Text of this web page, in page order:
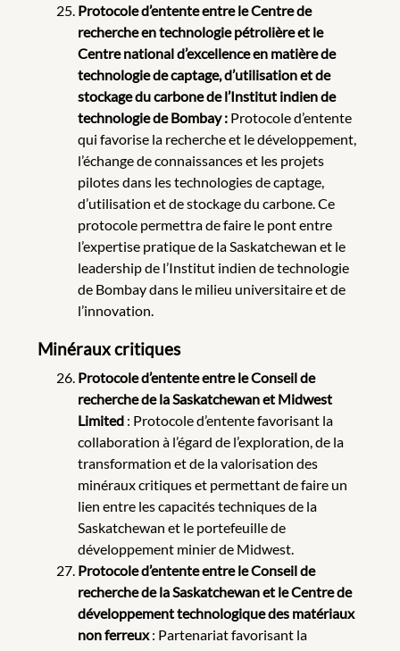
Protocole d’entente entre le Centre de
recherche en technologie pétrolière et le
Centre national d’excellence en matière de
technologie de captage, d’utilisation et de
stockage du carbone de l’Institut indien de
technologie de Bombay : Protocole d’entente
qui favorise la recherche et le développement,
l’échange de connaissances et les projets
pilotes dans les technologies de captage,
d’utilisation et de stockage du carbone. Ce
protocole permettra de faire le pont entre
l’expertise pratique de la Saskatchewan et le
leadership de l’Institut indien de technologie
de Bombay dans le milieu universitaire et de
l’innovation.
Minéraux critiques
Protocole d’entente entre le Conseil de
recherche de la Saskatchewan et Midwest
Limited: Protocole d’entente favorisant la
collaboration à l’égard de l’exploration, de la
transformation et de la valorisation des
minéraux critiques et permettant de faire un
lien entre les capacités techniques de la
Saskatchewan et le portefeuille de
développement minier de Midwest.
Protocole d’entente entre le Conseil de
recherche de la Saskatchewan et le Centre de
développement technologique des matériaux
non ferreux: Partenariat favorisant la